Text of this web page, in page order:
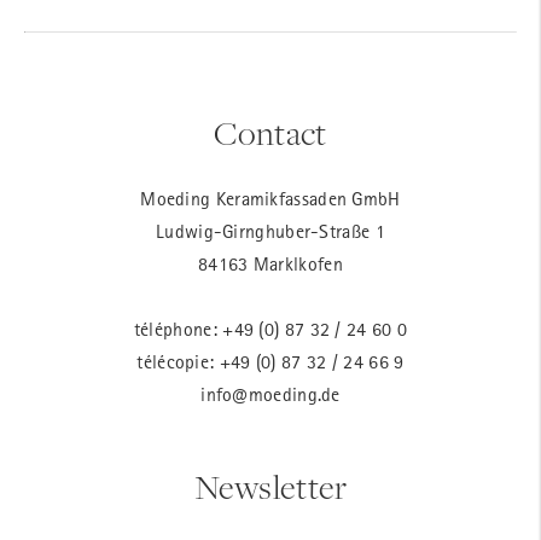
Contact
Moeding Keramikfassaden GmbH
Ludwig-Girnghuber-Straße 1
84163 Marklkofen
téléphone: +49 (0) 87 32 / 24 60 0
télécopie: +49 (0) 87 32 / 24 66 9
info@moeding.de
Newsletter